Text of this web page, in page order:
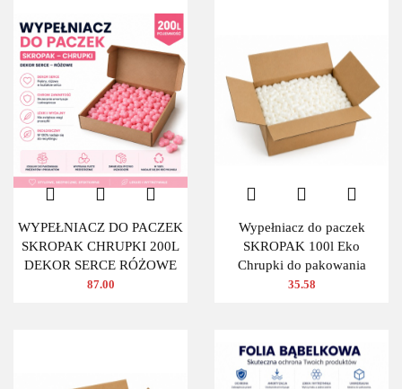
WYPEŁNIACZ DO PACZEK
SKROPAK CHRUPKI 200L
DEKOR SERCE RÓŻOWE
87.00
Wypełniacz do paczek
SKROPAK 100l Eko
Chrupki do pakowania
35.58